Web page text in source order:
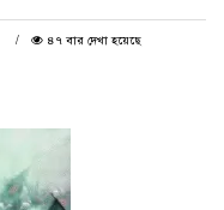
৪৭ বার দেখা হয়েছে